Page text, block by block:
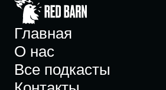
Главная
О нас
Все подкасты